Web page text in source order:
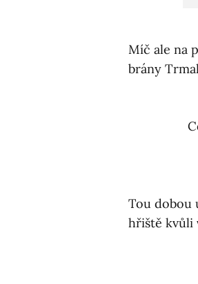
Míč ale na
brány
Tou dobou
hřiště kvůli